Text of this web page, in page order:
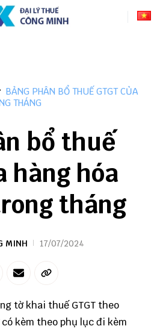
BẢNG PHÂN BỔ THUẾ GTGT CỦA
THÁNG
bổ thuế
hàng hóa
tháng
MINH 17/07/2024
tờ khai thuế GTGT theo
kèm theo phụ lục đi kèm